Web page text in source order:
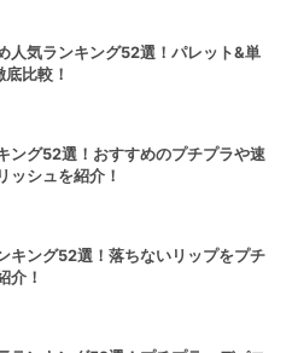
人気ランキング52選！パレット&単
比較！
ング52選！おすすめのプチプラや速
ッシュを紹介！
キング52選！落ちないリップをプチ
介！